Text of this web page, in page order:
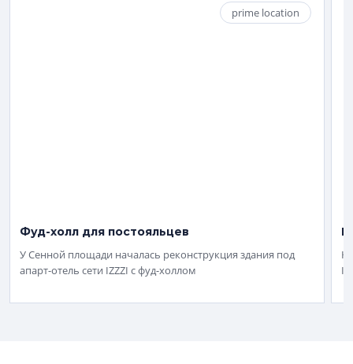
prime location
Фуд-холл для постояльцев
У Сенной площади началась реконструкция здания под
апарт-отель сети IZZZI с фуд-холлом